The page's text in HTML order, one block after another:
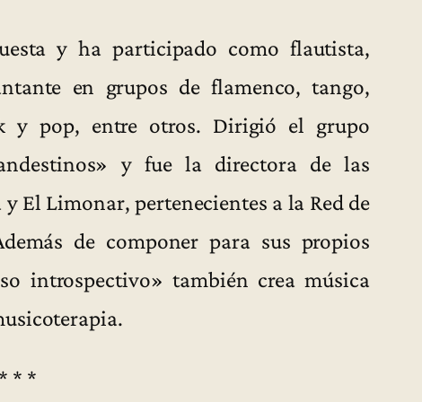
y ha participado como flautista,
en grupos de flamenco, tango,
y pop, entre otros. Dirigió el grupo
y fue la directora de las
El Limonar, pertenecientes a la Red de
de componer para sus propios
introspectivo» también crea música
* * *